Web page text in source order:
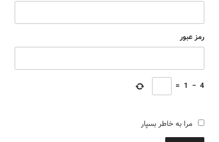
رمز عبور
4
−
1
=
مرا به خاطر بسپار